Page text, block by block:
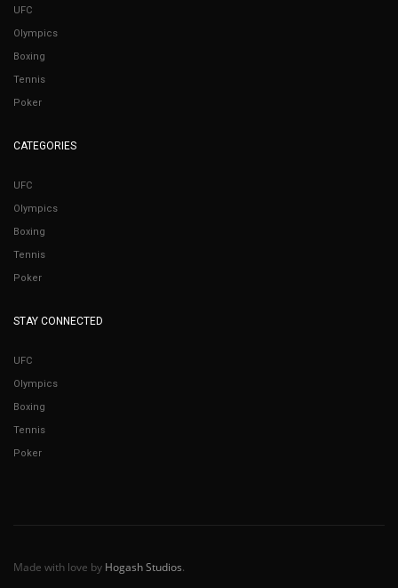
UFC
Olympics
Boxing
Tennis
Poker
CATEGORIES
UFC
Olympics
Boxing
Tennis
Poker
STAY CONNECTED
UFC
Olympics
Boxing
Tennis
Poker
Made with love by Hogash Studios.